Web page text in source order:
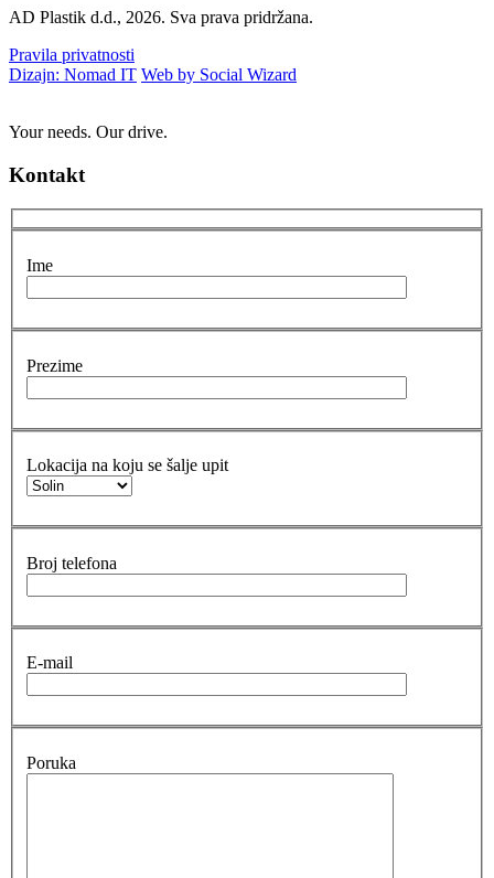
AD Plastik d.d., 2026. Sva prava pridržana.
Pravila privatnosti
Dizajn: Nomad IT Web by Social Wizard
Your needs. Our drive.
Kontakt
Ime
Prezime
Lokacija na koju se šalje upit
Broj telefona
E-mail
Poruka